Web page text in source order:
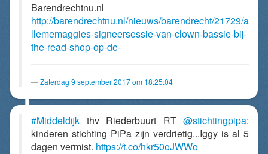
Barendrechtnu.nl
http://barendrechtnu.nl/nieuws/barendrecht/21729/a
llememaggies-signeersessie-van-clown-bassie-bij-
the-read-shop-op-de-
Zaterdag 9 september 2017 om 18:25:04
#Middeldijk thv Riederbuurt RT @stichtingpipa:
kinderen stichting PiPa zijn verdrietig...Iggy is al 5
dagen vermist. https://t.co/hkr50oJWWo